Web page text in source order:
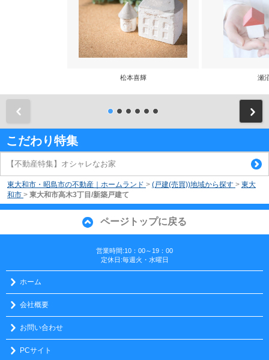
松本喜輝 瀬
こだわり特集
【不動産特集】オシャレなお家
東大和市・昭島市の不動産｜ホームランド > (戸建(売買))地域から探す > 東大
和市 > 東大和市高木3丁目/新築戸建て
ページトップに戻る
営業時間:10：00～19：00
定休日:毎週火・水曜日
ホーム
会社概要
お問い合わせ
PCサイト